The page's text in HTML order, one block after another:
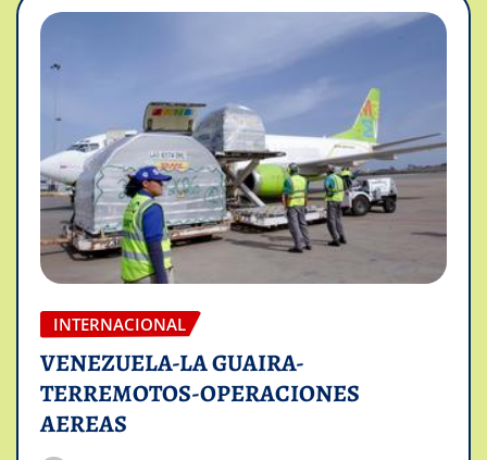
INTERNACIONAL
VENEZUELA-LA GUAIRA-
TERREMOTOS-OPERACIONES
AEREAS